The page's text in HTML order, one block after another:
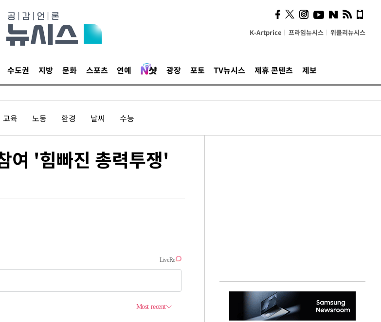
K-Artprice 프라임뉴시스 위클리뉴시스
수도권 지방 문화 스포츠 연예 광장 포토 TV뉴시스 제휴 콘텐츠 제보
교육 노동 환경 날씨 수능
여 '힘빠진 총력투쟁'